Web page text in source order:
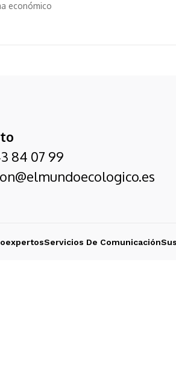
económico
84 07 99
Servicios De Comunicación